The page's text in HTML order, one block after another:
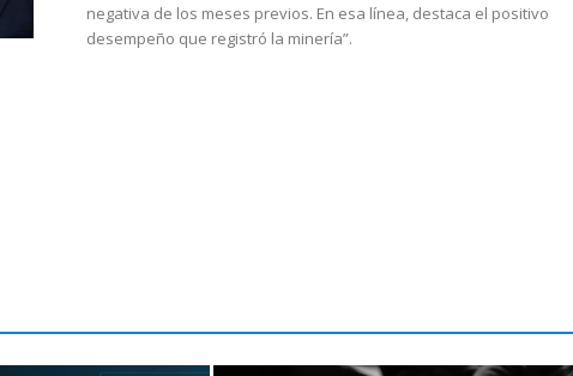
negativa de los meses previos. En esa línea, destaca el positivo
desempeño que registró la minería”.